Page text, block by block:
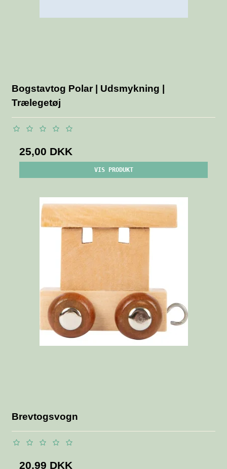
Bogstavtog Polar | Udsmykning |
Trælegetøj
25,00 DKK
VIS PRODUKT
Brevtogsvogn
20,99 DKK